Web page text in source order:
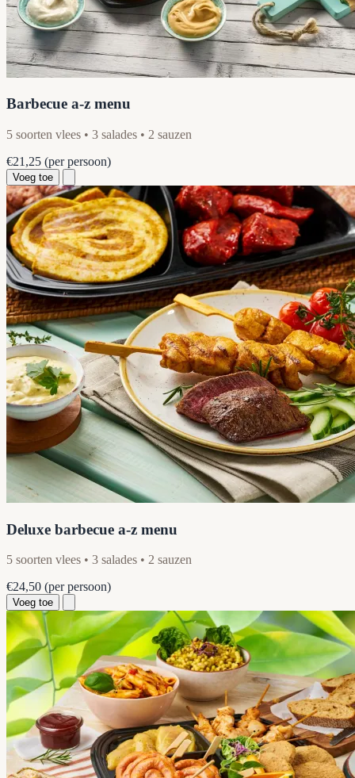
Barbecue a-z menu
5 soorten vlees • 3 salades • 2 sauzen
€21,25 (per persoon)
Voeg toe
Deluxe barbecue a-z menu
5 soorten vlees • 3 salades • 2 sauzen
€24,50 (per persoon)
Voeg toe